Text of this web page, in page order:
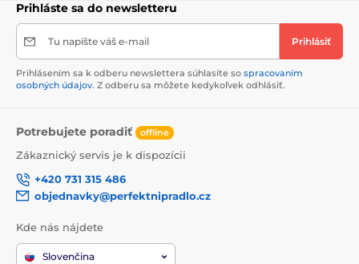
Prihláste sa do newsletteru
Tu napíšte váš e-mail Prihlásiť
Prihlásením sa k odberu newslettera súhlasíte so spracovaním
osobných údajov. Z odberu sa môžete kedykoľvek odhlásiť.
Potrebujete poradiť offline
Zákaznický servis je k dispozícii
+420 731 315 486
objednavky@perfektnipradlo.cz
Kde nás nájdete
Slovenčina